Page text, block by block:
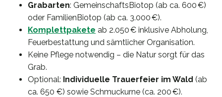
Grabarten: GemeinschaftsBiotop (ab ca. 600 €)
oder FamilienBiotop (ab ca. 3.000 €).
Komplettpakete ab 2.050 € inklusive Abholung,
Feuerbestattung und sämtlicher Organisation.
Keine Pflege notwendig – die Natur sorgt für das
Grab.
Optional: Individuelle Trauerfeier im Wald (ab
ca. 650 €) sowie Schmuckurne (ca. 200 €).